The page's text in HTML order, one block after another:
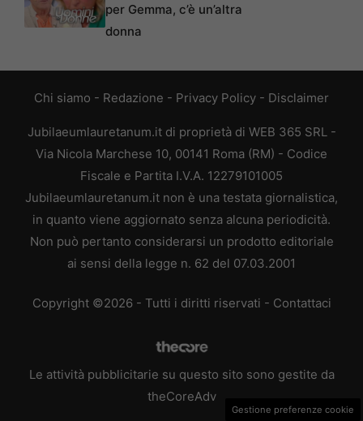
per Gemma, c’è un’altra
donna
Chi siamo - Redazione - Privacy Policy - Disclaimer
Jubilaeumlauretanum.it di proprietà di WEB 365 SRL -
Via Nicola Marchese 10, 00141 Roma (RM) - Codice
Fiscale e Partita I.V.A. 12279101005
Jubilaeumlauretanum.it non è una testata giornalistica,
in quanto viene aggiornato senza alcuna periodicità.
Non può pertanto considerarsi un prodotto editoriale
ai sensi della legge n. 62 del 07.03.2001
Copyright ©2026 - Tutti i diritti riservati - Contattaci
Le attività pubblicitarie su questo sito sono gestite da
theCoreAdv
Gestione preferenze cookie